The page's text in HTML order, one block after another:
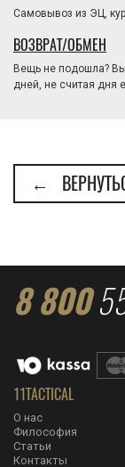
Самовывоз из ЭЦ,
ВОЗВРАТ/ОБМЕН
Вещь не подошла?
дней, не считая дня
←
8 800
11TACTICAL
О нас
Философия
Статьи
Контакты